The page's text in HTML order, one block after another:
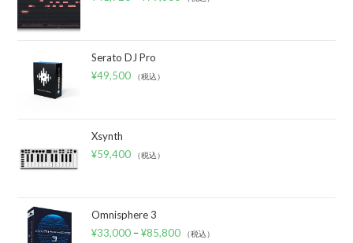
Serato DJ Pro
¥49,500 （税込）
Xsynth
¥59,400 （税込）
Omnisphere 3
¥33,000 –¥85,800 （税込）